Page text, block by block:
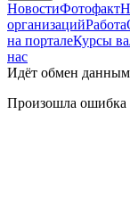
НовостиФотофакт
организацийРабота
на порталеКурсы
нас
Идёт обмен
Произошла ошибка